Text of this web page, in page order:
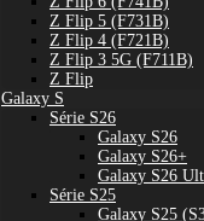
Z Flip 5 (F731B)
Z Flip 4 (F721B)
Z Flip 3 5G (F711B)
Z Flip
Galaxy S
Série S26
Galaxy S26
Galaxy S26+
Galaxy S26
Série S25
Galaxy S25